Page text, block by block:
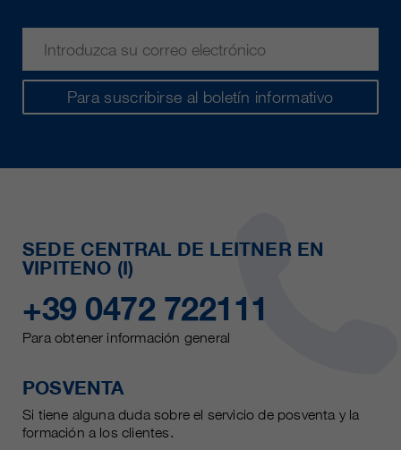
Para suscribirse al boletín informativo
SEDE CENTRAL DE LEITNER EN
VIPITENO (I)
+39 0472 722111
Para obtener información general
POSVENTA
Si tiene alguna duda sobre el servicio de posventa y la
formación a los clientes.